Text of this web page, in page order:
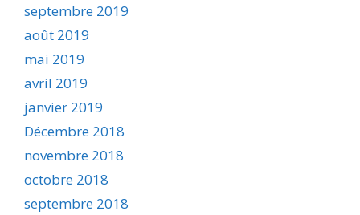
septembre 2019
août 2019
mai 2019
avril 2019
janvier 2019
Décembre 2018
novembre 2018
octobre 2018
septembre 2018